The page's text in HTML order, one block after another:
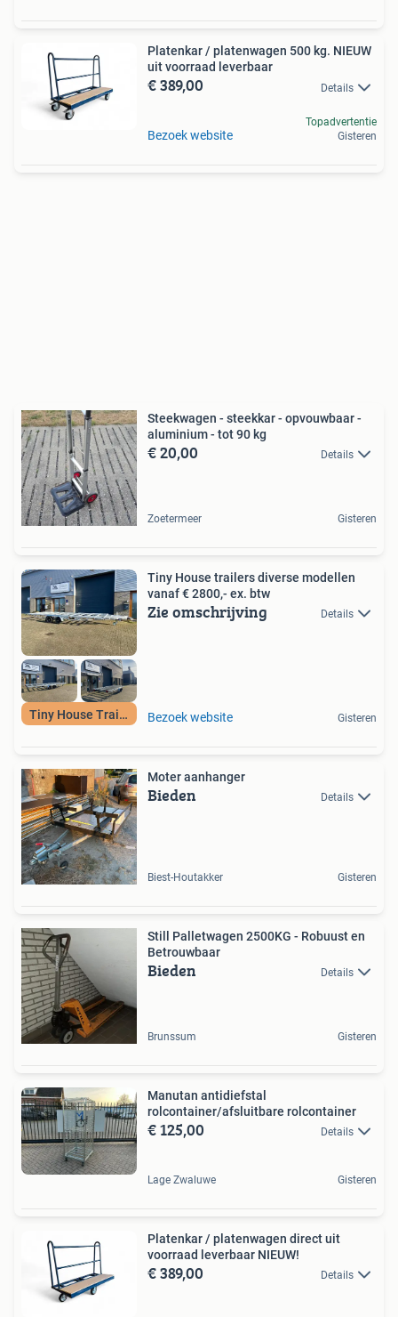
Platenkar / platenwagen 500 kg. NIEUW
uit voorraad leverbaar
€ 389,00 Details
Bezoek website
Topadvertentie
Gisteren
Steekwagen - steekkar - opvouwbaar -
aluminium - tot 90 kg
€ 20,00 Details
Zoetermeer Gisteren
Tiny House Trailer
Tiny House trailers diverse modellen
vanaf € 2800,- ex. btw
Zie omschrijving Details
Bezoek website Gisteren
Moter aanhanger
Bieden Details
Biest-Houtakker Gisteren
Still Palletwagen 2500KG - Robuust en
Betrouwbaar
Bieden Details
Brunssum Gisteren
Manutan antidiefstal
rolcontainer/afsluitbare rolcontainer
€ 125,00 Details
Lage Zwaluwe Gisteren
Platenkar / platenwagen direct uit
voorraad leverbaar NIEUW!
€ 389,00 Details